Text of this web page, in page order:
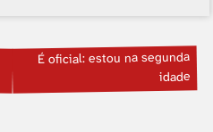
É oficial: estou na segunda
idade